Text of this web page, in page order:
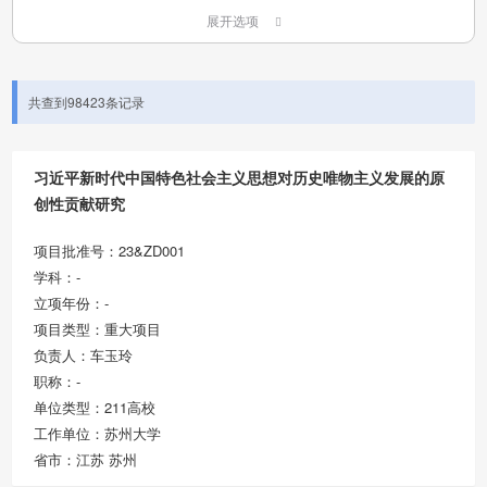
展开选项
共查到98423条记录
习近平新时代中国特色社会主义思想对历史唯物主义发展的原
创性贡献研究
项目批准号：23&ZD001
学科：-
立项年份：-
项目类型：重大项目
负责人：车玉玲
职称：-
单位类型：211高校
工作单位：苏州大学
省市：江苏 苏州